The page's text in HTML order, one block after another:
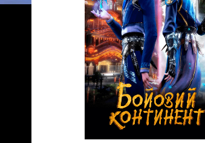
17 464
Перегляди
13 98